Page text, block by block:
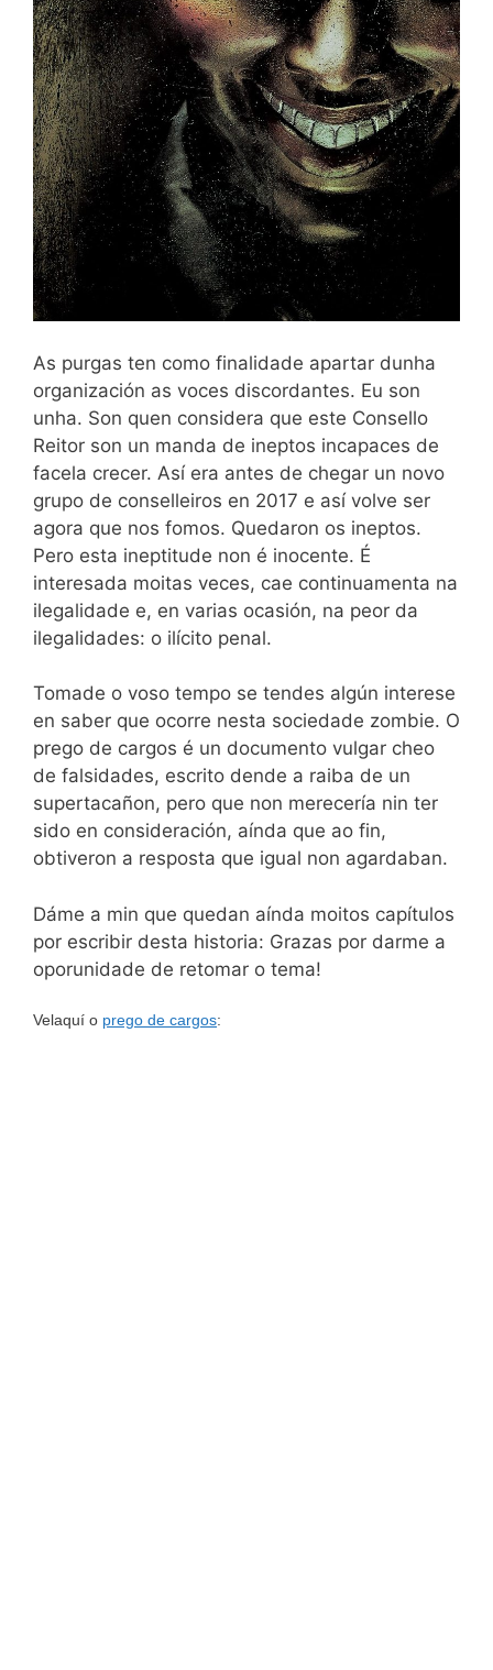
As purgas ten como finalidade apartar dunha
organización as voces discordantes. Eu son
unha. Son quen considera que este Consello
Reitor son un manda de ineptos incapaces de
facela crecer. Así era antes de chegar un novo
grupo de conselleiros en 2017 e así volve ser
agora que nos fomos. Quedaron os ineptos.
Pero esta ineptitude non é inocente. É
interesada moitas veces, cae continuamenta na
ilegalidade e, en varias ocasión, na peor da
ilegalidades: o ilícito penal.
Tomade o voso tempo se tendes algún interese
en saber que ocorre nesta sociedade zombie. O
prego de cargos é un documento vulgar cheo
de falsidades, escrito dende a raiba de un
supertacañon, pero que non merecería nin ter
sido en consideración, aínda que ao fin,
obtiveron a resposta que igual non agardaban.
Dáme a min que quedan aínda moitos capítulos
por escribir desta historia: Grazas por darme a
oporunidade de retomar o tema!
Velaquí o prego de cargos: